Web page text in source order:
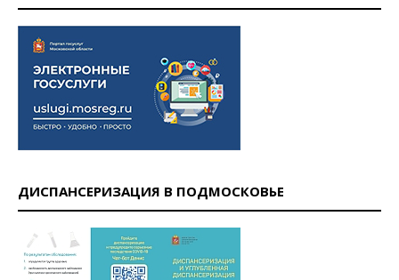
ДИСПАНСЕРИЗАЦИЯ В ПОДМОСКОВЬЕ